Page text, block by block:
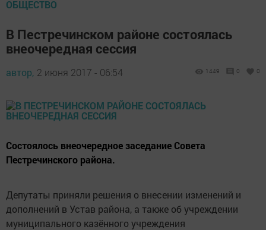
ОБЩЕСТВО
В Пестречинском районе состоялась
внеочередная сессия
автор, 2 июня 2017 - 06:54 1449 0 0
Состоялось внеочередное заседание Совета
Пестречинского района.
Депутаты приняли решения о внесении изменений и
дополнений в Устав района, а также об учреждении
муниципального казённого учреждения